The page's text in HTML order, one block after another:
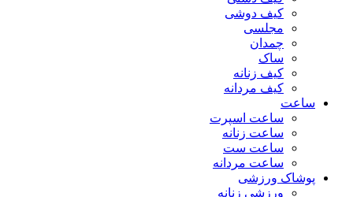
کیف دوشی
مجلسی
چمدان
ساک
کیف زنانه
کیف مردانه
ساعت
ساعت اسپرت
ساعت زنانه
ساعت ست
ساعت مردانه
پوشاک ورزشی
ورزشی زنانه